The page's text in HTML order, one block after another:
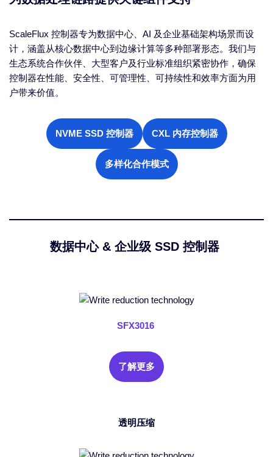
ScaleFlux 控制器专为数据中心、AI 及企业基础架构场景而设
计，涵盖从核心数据中心到边缘计算等多种部署形态。我们与
生态系统合作伙伴、大型客户及行业标准组织紧密协作，确保
控制器在性能、安全性、可管理性、可持续性和效率方面为用
户带来价值。
NVME SSD 控制器 CXL 内存控制器
多样化合作模式
数据中心 & 企业级 SSD 控制器
SFX3016
了解更多
透明压缩